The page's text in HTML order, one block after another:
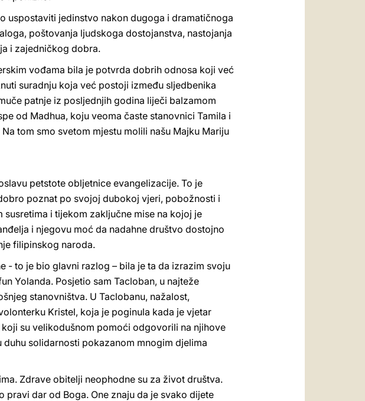
uspostaviti jedinstvo nakon dugoga i dramatičnoga
poštovanja ljudskoga dostojanstva, nastojanja
i zajedničkog dobra.
vođama bila je potvrda dobrih odnosa koji već
suradnju koja već postoji između sljedbenika
patnje iz posljednjih godina liječi balzamom
od Madhua, koju veoma časte stanovnici Tamila i
tom smo svetom mjestu molili našu Majku Mariju
petstote obljetnice evangelizacije. To je
poznat po svojoj dubokoj vjeri, pobožnosti i
i tijekom zaključne mise na kojoj je
i njegovu moć da nadahne društvo dostojno
filipinskog naroda.
- to je bio glavni razlog – bila je ta da izrazim svoju
Yolanda. Posjetio sam Tacloban, u najteže
stanovništva. U Taclobanu, nažalost,
Kristel, koja je poginula kada je vjetar
su velikodušnom pomoći odgovorili na njihove
solidarnosti pokazanom mnogim djelima
Zdrave obitelji neophodne su za život društva.
dar od Boga. One znaju da je svako dijete